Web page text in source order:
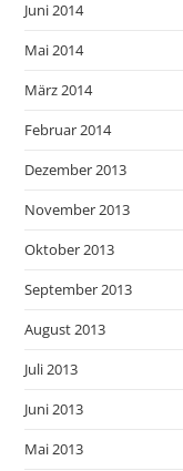
Juni 2014
Mai 2014
März 2014
Februar 2014
Dezember 2013
November 2013
Oktober 2013
September 2013
August 2013
Juli 2013
Juni 2013
Mai 2013